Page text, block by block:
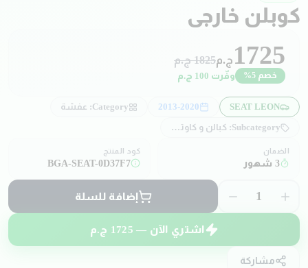
كوبلن خارجي
1725 ج.م1825ج.م
خصم 5
% وفّرت 100 ج.م
SEAT LEON
2013-2020
Category: عفشة
Subcategory: كبالن و كاوتش كوبلن
الضمان
3 شهور
كود المنتج
BGA-SEAT-0D37F7
1 إضافة للسلة
اشتري الآن — 1725 ج.م
مشاركة